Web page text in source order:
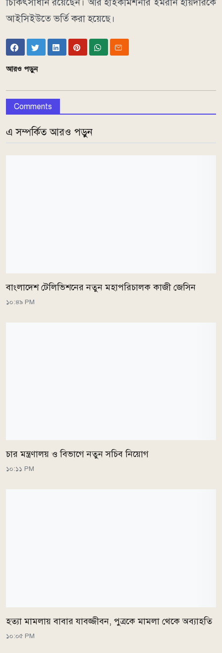
আইসিইউতে ভর্তি করা হয়েছে।
আরও পড়ুন
Comments
এ সম্পর্কিত আরও পড়ুন
বাংলাদেশ টেলিভিশনের নতুন মহাপরিচালক কাজী জেসিন
১০:৪৯ PM
চার মন্ত্রণালয় ও বিভাগে নতুন সচিব নিয়োগ
১০:১১ PM
হত্যা মামলায় বাবার যাবজ্জীবন, পুত্রকে মামলা থেকে অব্যাহতি
১০:০৫ PM